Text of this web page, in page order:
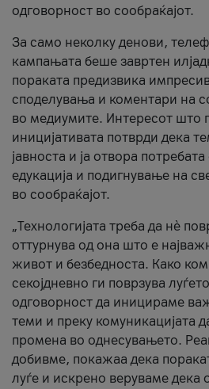
одговорност во сообраќајот.
За само неколку денови,
кампањата беше завртен
пораката предизвика
споделувања и коментари на
во медиумите. Интересот што
иницијативата потврди дека
јавноста и ја отвора
едукација и подигнување на
во сообраќајот.
„Технологијата треба да нè
оттурнува од она што е
живот и безбедноста. Како
секојдневно ги поврзува
одговорност да иницираме
теми и преку комуникацијата
промена во однесувањето.
добивме, покажаа дека
луѓе и искрено веруваме дека